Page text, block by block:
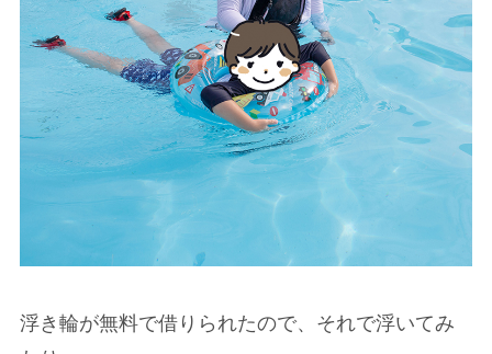
浮き輪が無料で借りられたので、それで浮いてみ